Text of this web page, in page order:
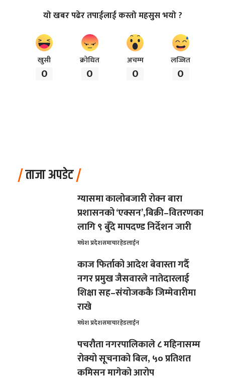
यो खबर पढेर तपाईलाई कस्तो महसुस भयो ?
खुसी
0
क्रोधित
0
अचम्म
0
लज्जित
0
ताजा अपडेट
ग्यासमा कालोबजारी रोक्न बारा
प्रशासनको ‘एक्सन’,बिक्री–वितरणका
लागि ९ बुँदे मापदण्ड निर्देशन जारी
मधेश प्रदेशसमाचारहेडलाईन
काज फिर्ताको आदेश बेवास्ता गर्दै
नगर प्रमुख जैसवारले नातेदारलाई
शिक्षा सह–संयोजककै जिम्मेवारीमा
राखे
मधेश प्रदेशसमाचारहेडलाईन
पचरौता नगरपालिकाले ८ महिनासम्म
रोक्यो सूचनाको बिल, ५० प्रतिशत
कमिसन मागेको आरोप